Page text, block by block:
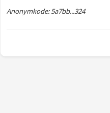
Anonymkode: 5a7bb...324